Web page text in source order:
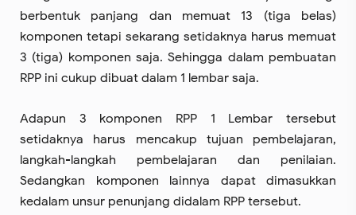
berbentuk panjang dan memuat 13 (tiga belas)
komponen tetapi sekarang setidaknya harus memuat
3 (tiga) komponen saja. Sehingga dalam pembuatan
RPP ini cukup dibuat dalam 1 lembar saja.
Adapun 3 komponen RPP 1 Lembar tersebut
setidaknya harus mencakup tujuan pembelajaran,
langkah-langkah pembelajaran dan penilaian.
Sedangkan komponen lainnya dapat dimasukkan
kedalam unsur penunjang didalam RPP tersebut.